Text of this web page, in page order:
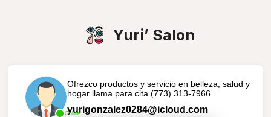
Yuri’ Salon
Online
Ofrezco productos y servicio en belleza, salud y
hogar llama para cita (773) 313-7966
yurigonzalez0284@icloud.com